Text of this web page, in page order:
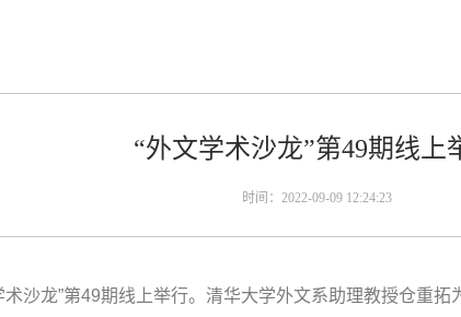
“外文学术沙龙”第49期线上
时间：2022-09-09 12:24:23
沙龙”第49期线上举行。清华大学外文系助理教授仓重拓